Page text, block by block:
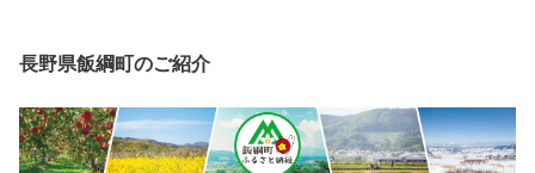
長野県飯綱町のご紹介